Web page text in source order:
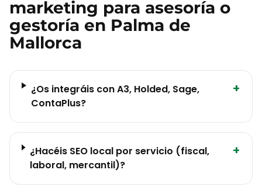
marketing para asesoría o
gestoría en Palma de
Mallorca
¿Os integráis con A3, Holded, Sage,
ContaPlus?
+
¿Hacéis SEO local por servicio (fiscal,
laboral, mercantil)?
+